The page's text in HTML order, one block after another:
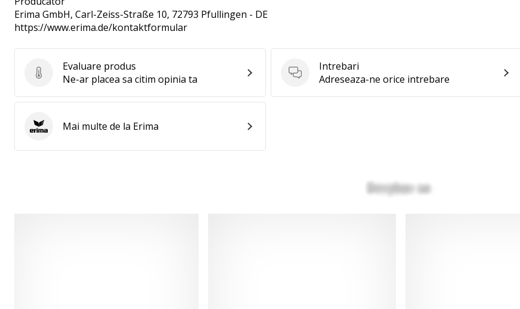
Erima GmbH, Carl-Zeiss-Straße 10, 72793 Pfullingen - DE
https://www.erima.de/kontaktformular
Evaluare produs
Evaluare produs
Ne-ar placea sa citim opinia ta
Intrebari
Intrebari
Adreseaza-ne orice intrebare
ErimaMai multe de la Erima